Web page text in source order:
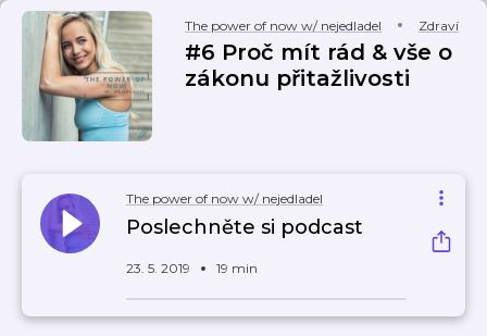
The power of now w/ nejedladel Zdraví
#6 Proč mít rád & vše o
zákonu přitažlivosti
The power of now w/ nejedladel
Poslechněte si podcast
23. 5. 2019 19 min